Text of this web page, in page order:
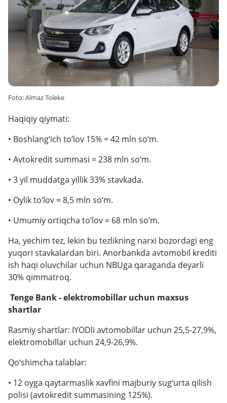
Foto: Almaz Toleke
Haqiqiy qiymati:
• Boshlang‘ich to‘lov 15% = 42 mln so‘m.
• Avtokredit summasi = 238 mln so‘m.
• 3 yil muddatga yillik 33% stavkada.
• Oylik to‘lov ≈ 8,5 mln so‘m.
• Umumiy ortiqcha to‘lov ≈ 68 mln so‘m.
Ha, yechim tez, lekin bu tezlikning narxi bozordagi eng
yuqori stavkalardan biri. Anorbankda avtomobil krediti
ish haqi oluvchilar uchun NBUga qaraganda deyarli
30% qimmatroq.
Tenge Bank - elektromobillar uchun maxsus
shartlar
Rasmiy shartlar: IYODli avtomobillar uchun 25,5-27,9%,
elektromobillar uchun 24,9-26,9%.
Qo‘shimcha talablar:
• 12 oyga qaytarmaslik xavfini majburiy sug‘urta qilish
polisi (avtokredit summasining 125%).